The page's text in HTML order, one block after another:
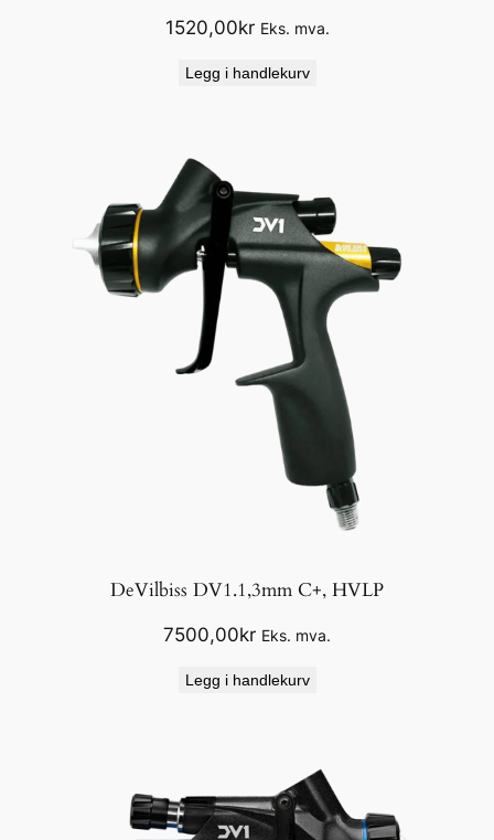
1520,00kr Eks. mva.
Legg i handlekurv
DeVilbiss DV1.1,3mm C+, HVLP
7500,00kr Eks. mva.
Legg i handlekurv